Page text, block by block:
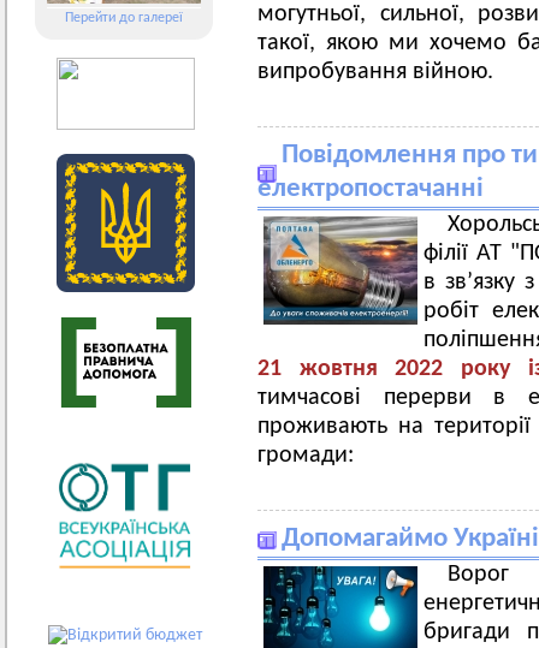
Перейти до галереї
могутньої, сильної,
такої, якою ми хочемо
випробування війною.
Повідомлення про
електропостачанні
філії АТ
в зв’язку
робіт
21 жовтня 2022 року
тимчасові перерви в
проживають на території
громади:
Допомагаймо
Ворог
бригади